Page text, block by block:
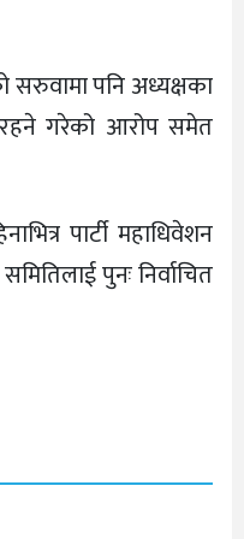
सरुवामा पनि अध्यक्षका
गरेको आरोप समेत
पार्टी महाधिवेशन
पुनः निर्वाचित